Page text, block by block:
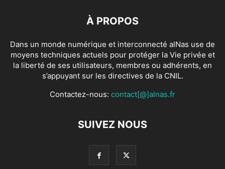
À PROPOS
Dans un monde numérique et interconnecté alNas use de
moyens techniques actuels pour protéger la Vie privée et
la liberté de ses utilisateurs, membres ou adhérents, en
s’appuyant sur les directives de la CNIL.
Contactez-nous: contact[@]alnas.fr
SUIVEZ NOUS